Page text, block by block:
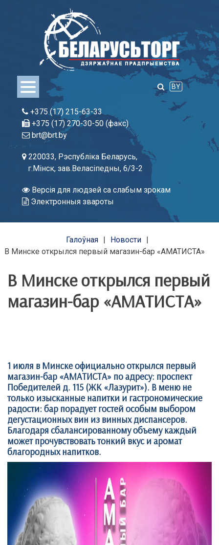
BY
+375 (17) 215-63-33
+375 (17) 270-30-50 (факс)
brt@brt.by
220033, Рэспубліка Беларусь,
г.Мінск, зав.Веласіпедны, 6/3-2
Версія для людзей са слабым зрокам
Электронныя звароты
Галоўная
Новости
В Минске открылся первый магазин-бар «АМАТИСТА»
В Минске открылся первый
магазин-бар «АМАТИСТА»
1 июля в Минске официально открылся первый
магазин-бар «АМАТИСТА» по адресу: проспект
Победителей д. 115 (ЖК «Лазурит»). В меню не
только изысканные напитки и гастрономические
радости: бар порадует гостей особым выбором
дегустационных вин из винных диспансеров.
Благодаря сбалансированному объему каждый
может прочувствовать тонкий вкус и аромат
благородных напитков.